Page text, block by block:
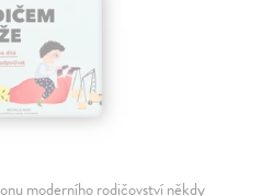
moderního rodičovství někdy